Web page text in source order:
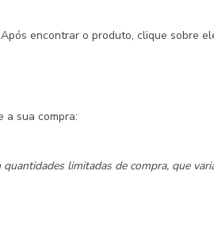
encontrar o produto, clique sobre
a sua compra:
limitadas de compra, que